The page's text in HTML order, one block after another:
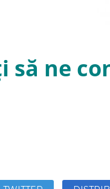
să ne